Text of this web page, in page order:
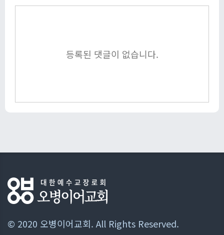
등록된 댓글이 없습니다.
© 2020 오병이어교회. All Rights Reserved.